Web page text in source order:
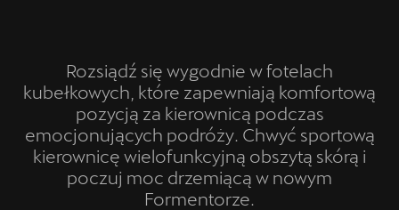
Rozsiądź się wygodnie w fotelach
kubełkowych, które zapewniają komfortową
pozycją za kierownicą podczas
emocjonujących podróży. Chwyć sportową
kierownicę wielofunkcyjną obszytą skórą i
poczuj moc drzemiącą w nowym
Formentorze.